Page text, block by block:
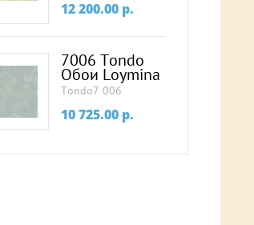
12 200.00 p.
7006 Tondo
Обои Loymina
Tondo7 006
10 725.00 p.